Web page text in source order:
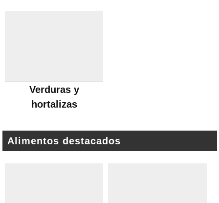
Verduras y
hortalizas
Alimentos destacados